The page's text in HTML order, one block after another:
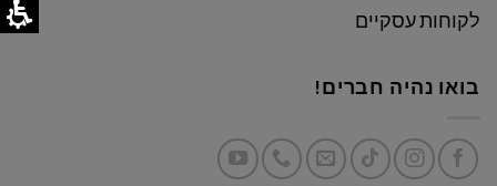
לקוחות עסקיים
בואו נהיה חברים!